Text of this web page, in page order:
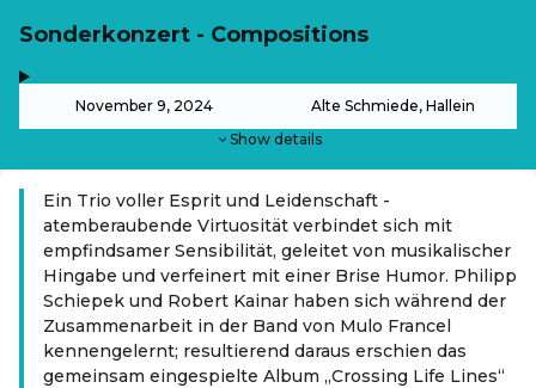
Sonderkonzert - Compositions
November 9, 2024 Alte Schmiede, Hallein
Show details
Ein Trio voller Esprit und Leidenschaft -
atemberaubende Virtuosität verbindet sich mit
empfindsamer Sensibilität, geleitet von musikalischer
Hingabe und verfeinert mit einer Brise Humor. Philipp
Schiepek und Robert Kainar haben sich während der
Zusammenarbeit in der Band von Mulo Francel
kennengelernt; resultierend daraus erschien das
gemeinsam eingespielte Album „Crossing Life Lines“